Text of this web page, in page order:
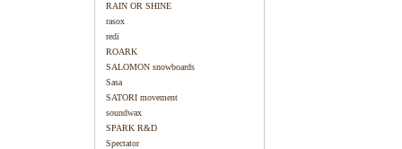
RAIN OR SHINE
rasox
redi
ROARK
SALOMON snowboards
Sasa
SATORI movement
soundwax
SPARK R&D
Spectator